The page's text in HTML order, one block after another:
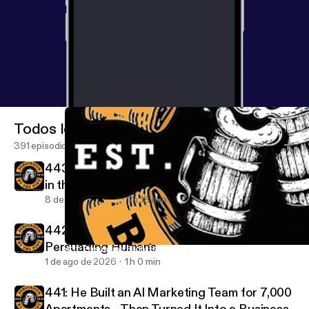
431: Persuasion Flight: McDonald’s Disaster, RedBull Guerilla
Persuasion by the Pint
Todos los episodios
391 episodios
443: The #1 Most Important Skill to Develop
in the Age of AI
8 de ago de 2026 1 h 18 min
442: Surveillance Pricing and Why AI is Out-
Persuading Humans
1 de ago de 2026 1 h 0 min
441: He Built an AI Marketing Team for 7,000